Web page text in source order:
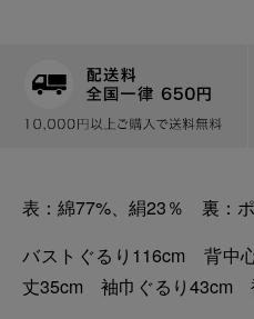
表：綿77%、絹23％ 裏：
バストぐるり116cm 背
丈35cm 袖巾ぐるり43cm